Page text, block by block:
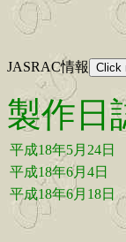
JASRAC情報
製作日
平成18年5月24日
平成18年6月4日
平成18年6月18日